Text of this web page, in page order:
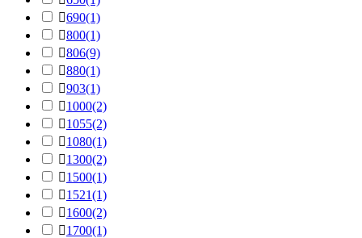
690(1)
800(1)
806(9)
880(1)
903(1)
1000(2)
1055(2)
1080(1)
1300(2)
1500(1)
1521(1)
1600(2)
1700(1)